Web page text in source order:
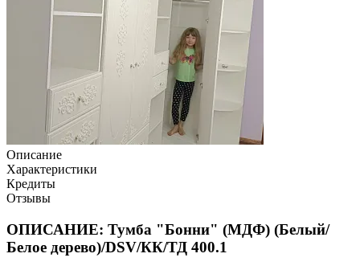
Описание
Характеристики
Кредиты
Отзывы
ОПИСАНИЕ: Тумба "Бонни" (МДФ) (Белый/
Белое дерево)/DSV/КК/ТД 400.1